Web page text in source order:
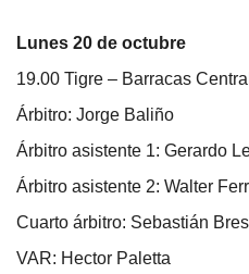
Lunes 20 de octubre
19.00 Tigre – Barracas
Árbitro: Jorge Baliño
Árbitro asistente 1: Gerardo
Árbitro asistente 2: Walter
Cuarto árbitro: Sebastián
VAR: Hector Paletta